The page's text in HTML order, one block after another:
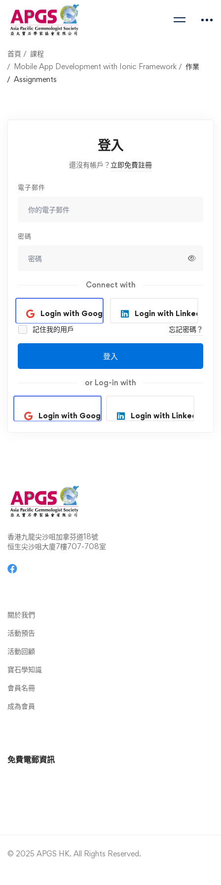
首頁
課程
Mobile App Development with Ionic Framework
作業
Assignments
登入
還沒有帳戶？ 立即免費註冊
電子郵件
密碼
Connect with
Login with Google
Login with Linkedin
記住我的用戶
忘記密碼？
登入
or Log-in with
Login with Google Login with Linkedin
香港九龍尖沙咀加拿芬道18號
恒生尖沙咀大廈7樓707-708室
關於我們
活動預告
活動回顧
寶石學知識
會員名冊
成為會員
免費電郵資訊
© 2025 APGS HK. All Rights Reserved.